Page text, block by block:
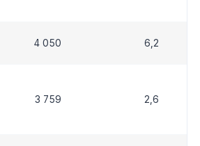
4 050 6,2
3 759 2,6